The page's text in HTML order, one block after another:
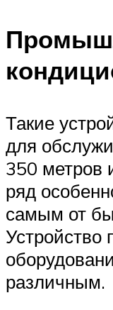
Такие
для
350 метров
ряд
самым от
Устройство
различным.